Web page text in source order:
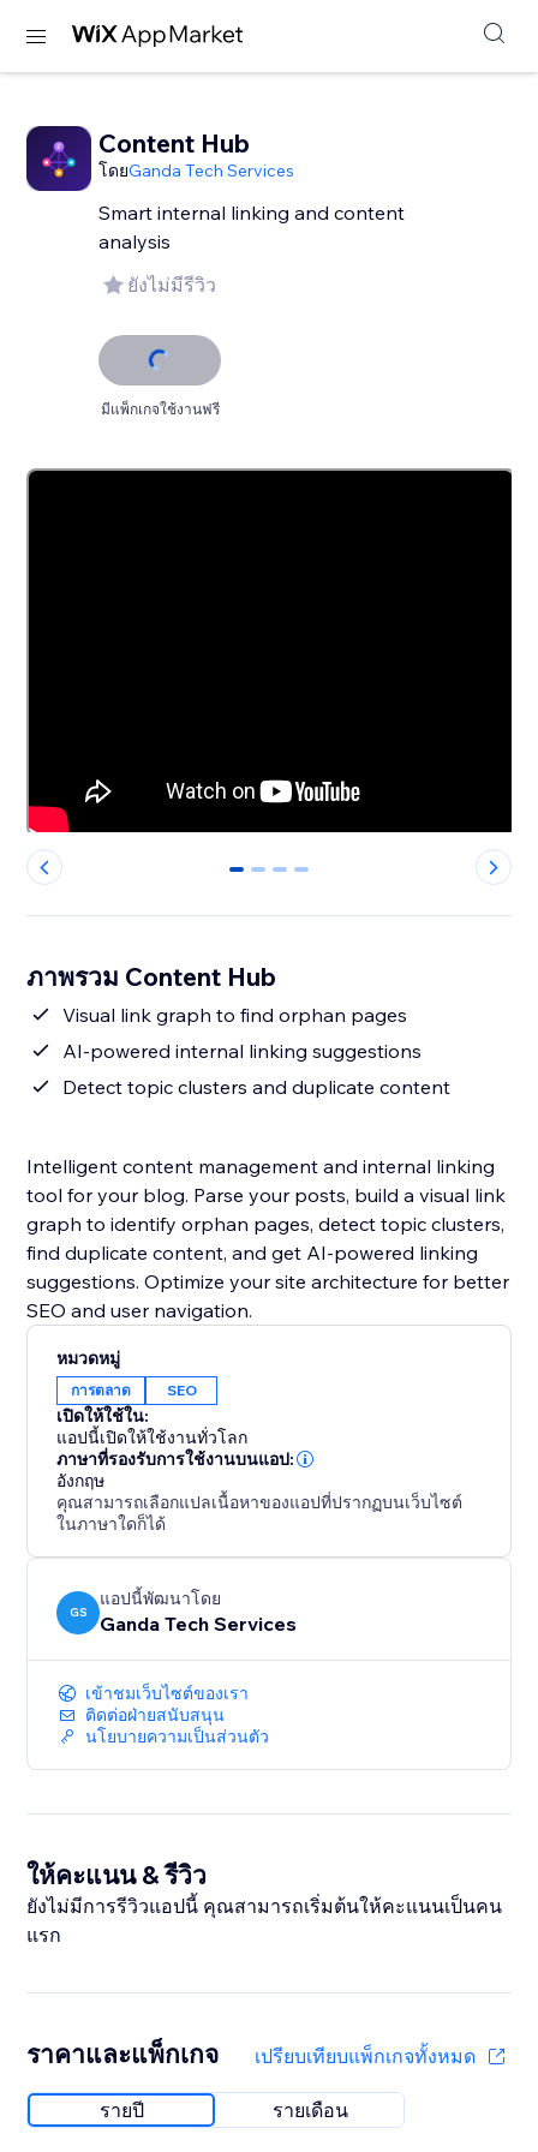
Content Hub
โดยGanda Tech Services
Smart internal linking and content
analysis
ยังไม่มีรีวิว
มีแพ็กเกจใช้งานฟรี
0 1 2 3
ภาพรวม Content Hub
Visual link graph to find orphan pages
AI-powered internal linking suggestions
Detect topic clusters and duplicate content
Intelligent content management and internal linking
tool for your blog. Parse your posts, build a visual link
graph to identify orphan pages, detect topic clusters,
find duplicate content, and get AI-powered linking
suggestions. Optimize your site architecture for better
SEO and user navigation.
หมวดหมู่
การตลาด SEO
เปิดให้ใช้ใน:
แอปนี้เปิดให้ใช้งานทั่วโลก
ภาษาที่รองรับการใช้งานบนแอป:
อังกฤษ
คุณสามารถเลือกแปลเนื้อหาของแอปที่ปรากฏบนเว็บไซต์
ในภาษาใดก็ได้
GS
แอปนี้พัฒนาโดย
Ganda Tech Services
เข้าชมเว็บไซต์ของเรา
ติดต่อฝ่ายสนับสนุน
นโยบายความเป็นส่วนตัว
ให้คะแนน & รีวิว
ยังไม่มีการรีวิวแอปนี้ คุณสามารถเริ่มต้นให้คะแนนเป็นคน
แรก
ราคาและแพ็กเกจ เปรียบเทียบแพ็กเกจทั้งหมด
รายปี รายเดือน